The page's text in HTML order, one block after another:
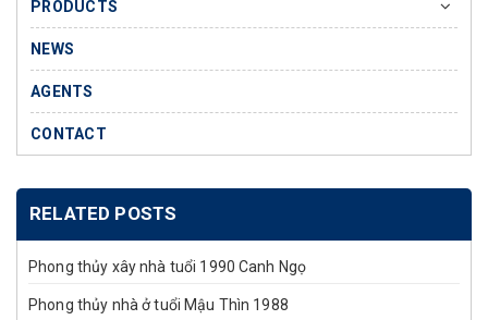
PRODUCTS
NEWS
AGENTS
CONTACT
RELATED POSTS
Phong thủy xây nhà tuổi 1990 Canh Ngọ
Phong thủy nhà ở tuổi Mậu Thìn 1988